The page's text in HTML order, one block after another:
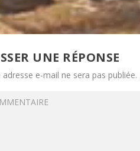
UNE RÉPONSE
adresse e-mail ne sera pas publiée.